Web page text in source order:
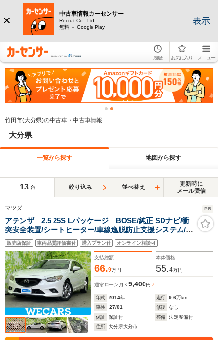
中古車情報カーセンサー
Recruit Co., Ltd.
無料 － Google Play
表示
履歴 お気に入り メニュー
竹田市(大分県)の中古車・中古車情報
大分県
一覧から探す 地図から探す
13 台 絞り込み 並べ替え
更新時に
メール受信
マツダ PR
アテンザ 2.5 25S Lパッケージ BOSE/純正 SDナビ/衝
突安全装置/シートヒーター/車線逸脱防止支援システム/シ
ート フルレザー/ヘッドランプ HID/Bluetooth接
続/ETC/EBD付ABS/横滑り防止装置
販売店保証 車両品質評価書付 購入プラン付 オンライン相談可
支払総額
66.9万円
本体価格
55.4万円
通常ローン 月々9,400円
年式 2014年 走行 9.6万km
車検
'27/01 修復
なし
保証
保証付 整備
法定整備付
住所
大分県大分市